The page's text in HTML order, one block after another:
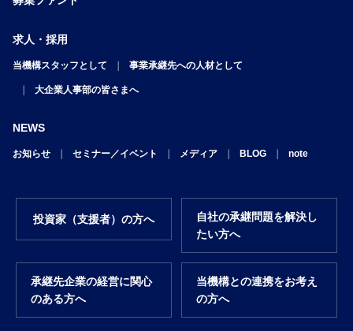
求人・採用
当機構スタッフとして 事業承継先への人材として
大企業人事部の皆さまへ
NEWS
お知らせ セミナー／イベント メディア BLOG note
投資家（支援者）の方へ
自社の承継問題を解決し
たい方へ
承継先企業の経営に関心
のある方へ
当機構との連携をお考え
の方へ